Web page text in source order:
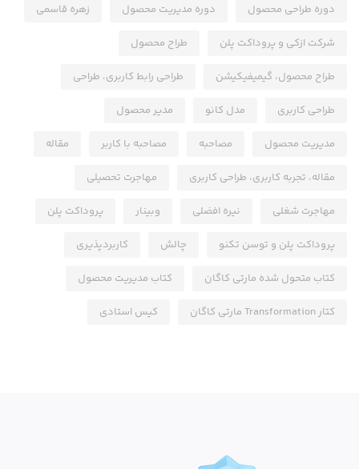
دوره طراحی محصول دوره مدیریت محصول زهره قاسمی
شرکت ازکی و پروداکت پلن طراح محصول
طراح محصول، گیمیفیکیشن طراحی رابط کاربری، طراحی
طراحی کاربری مدل کانو مدیر محصول
مدیریت محصول مصاحبه مصاحبه با کاربر مقاله
مقاله، تجربه کاربری، طراحی کاربری مهاجرت تحصیلی
مهاجرت شغلی نیره افضلی وبینار پروداکت پلن
پروداکت پلن و توسن تکنو چالش کاربردپذیری
کتاب متحول شده مارتی کاگان کتاب مدیریت محصول
کتار Transformation مارتی کاگان کیس استادی